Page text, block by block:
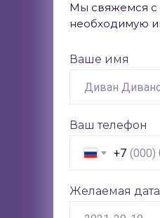
Ваше имя
Ваш телефон
+7
Желаемая дата
Мы свяжемся с
необходимую